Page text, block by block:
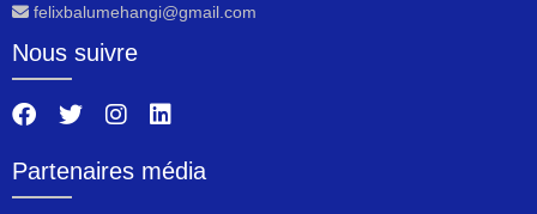
felixbalumehangi@gmail.com
Nous suivre
Partenaires média